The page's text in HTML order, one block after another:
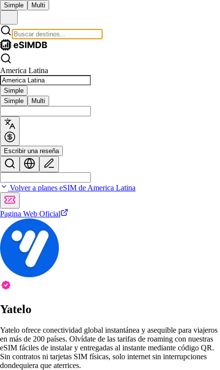
Simple Multi
America Latina
Simple
Simple
Multi
Escribir una reseña
Volver a planes eSIM de America Latina
Pagina Web Oficial
Yatelo
Yatelo ofrece conectividad global instantánea y asequible para viajeros
en más de 200 países. Olvídate de las tarifas de roaming con nuestras
eSIM fáciles de instalar y entregadas al instante mediante código QR.
Sin contratos ni tarjetas SIM físicas, solo internet sin interrupciones
dondequiera que aterrices.